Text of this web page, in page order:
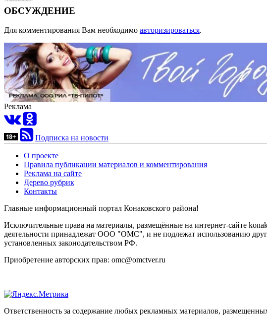
ОБСУЖДЕНИЕ
Для комментирования Вам необходимо авторизироваться.
Реклама
Подписка на новости
О проекте
Правила публикации материалов и комментирования
Реклама на сайте
Дерево рубрик
Контакты
Главные информационный портал Конаковского района!
Исключительные права на материалы, размещённые на интернет-сайте
деятельности принадлежат ООО "ОМС", и не подлежат использованию
установленных законодательством РФ.
Приобретение авторских прав: omc@omctver.ru
Ответственность за содержание любых рекламных материалов,